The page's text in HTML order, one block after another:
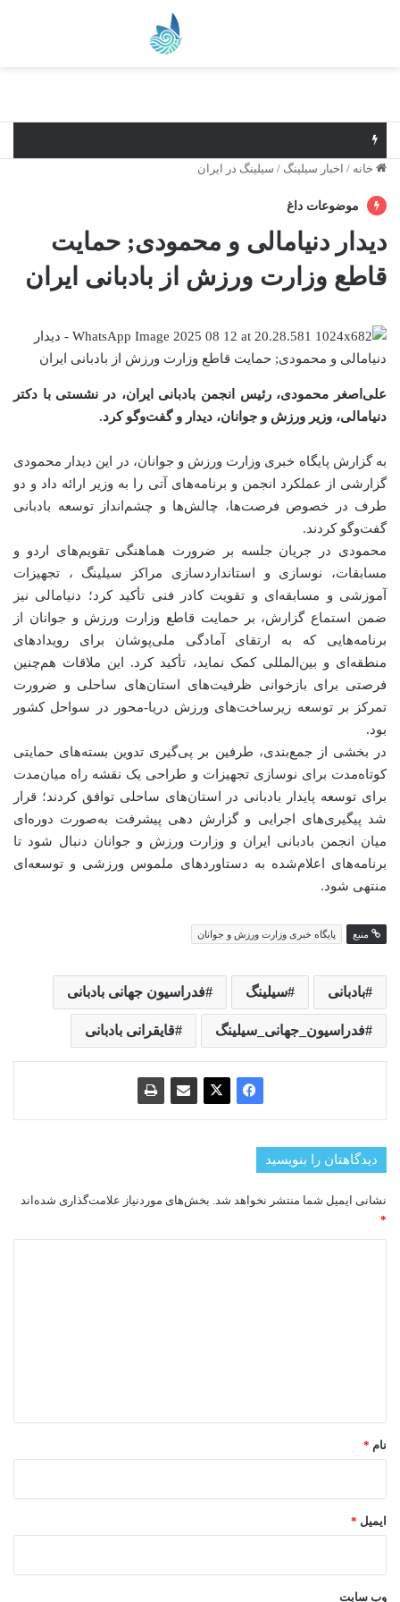
خانه / اخبار سیلینگ / سیلینگ در ایران
موضوعات داغ
دیدار دنیامالی و محمودی; حمایت
قاطع وزارت ورزش از بادبانی ایران
علی‌اصغر محمودی، رئیس انجمن بادبانی ایران، در نشستی با دکتر
دنیامالی، وزیر ورزش و جوانان، دیدار و گفت‌وگو کرد.
به گزارش پایگاه خبری وزارت ورزش و جوانان، در این دیدار محمودی
گزارشی از عملکرد انجمن و برنامه‌های آتی را به وزیر ارائه داد و دو
طرف در خصوص فرصت‌ها، چالش‌ها و چشم‌انداز توسعه بادبانی
گفت‌وگو کردند.
محمودی در جریان جلسه بر ضرورت هماهنگی تقویم‌های اردو و
مسابقات، نوسازی و استانداردسازی مراکز سیلینگ ، تجهیزات
آموزشی و مسابقه‌ای و تقویت کادر فنی تأکید کرد؛ دنیامالی نیز
ضمن استماع گزارش، بر حمایت قاطع وزارت ورزش و جوانان از
برنامه‌هایی که به ارتقای آمادگی ملی‌پوشان برای رویدادهای
منطقه‌ای و بین‌المللی کمک نماید، تأکید کرد. این ملاقات هم‌چنین
فرصتی برای بازخوانی ظرفیت‌های استان‌های ساحلی و ضرورت
تمرکز بر توسعه زیرساخت‌های ورزش دریا-محور در سواحل کشور
بود.
در بخشی از جمع‌بندی، طرفین بر پی‌گیری تدوین بسته‌های حمایتی
کوتاه‌مدت برای نوسازی تجهیزات و طراحی یک نقشه راه میان‌مدت
برای توسعه پایدار بادبانی در استان‌های ساحلی توافق کردند؛ قرار
شد پیگیری‌های اجرایی و گزارش‌ دهی پیشرفت به‌صورت دوره‌ای
میان انجمن بادبانی ایران و وزارت ورزش و جوانان دنبال شود تا
برنامه‌های اعلام‌شده به دستاوردهای ملموس ورزشی و توسعه‌ای
منتهی شود.
منبع پایگاه خبری وزارت ورزش و جوانان
بادبانی سیلینگ فدراسیون جهانی بادبانی
فدراسیون_جهانی_سیلینگ قایقرانی بادبانی
دیدگاهتان را بنویسید
نشانی ایمیل شما منتشر نخواهد شد. بخش‌های موردنیاز علامت‌گذاری شده‌اند
*
نام *
ایمیل *
وب‌ سایت